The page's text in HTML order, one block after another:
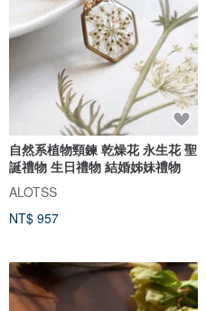
自然系植物頸鍊 乾燥花 永生花 聖
誕禮物 生日禮物 結婚姊妹禮物
ALOTSS
NT$ 957